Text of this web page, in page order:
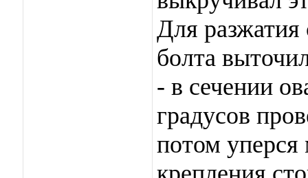
Для разжатия
болта
- в сечении
градусов
потом уперся